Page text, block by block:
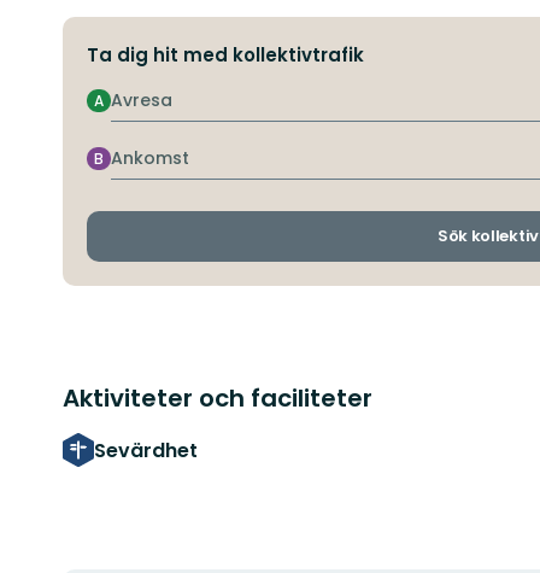
Ta dig hit med kollektivtrafik
Avresa
A
Ankomst
B
Sök
Aktiviteter och faciliteter
Sevärdhet